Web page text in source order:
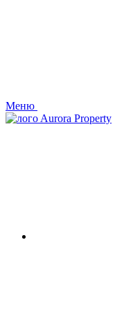
Меню
Aurora Property